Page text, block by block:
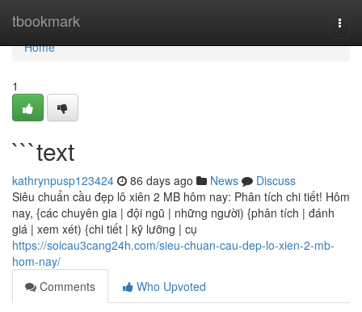
tbookmark
Home
Home
1
```text
kathrynpusp123424 86 days ago News
Discuss
Siêu chuẩn cầu đẹp lô xiên 2 MB hôm nay: Phân tích chi tiết! Hôm
nay, {các chuyên gia | đội ngũ | những người) {phân tích | đánh
giá | xem xét) {chi tiết | kỹ lưỡng | cụ
https://soicau3cang24h.com/sieu-chuan-cau-dep-lo-xien-2-mb-
hom-nay/
Comments
Who Upvoted